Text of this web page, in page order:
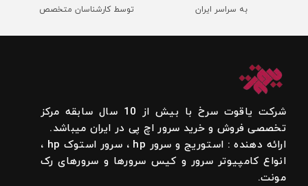
به سراسر ایران توسط کارشناسان متخصص
شرکت یاقوت سرخ با بیش از 10 سال سابقه مرکز
تخصصی فروش و خرید سرور اچ پی در ایران میباشد.
ارائه دهنده : استوریج و سرور hp ، سرور استوک hp ،
انواع کامپیوتر سرور و کیس سرورها و سرورهای رک
مونت.